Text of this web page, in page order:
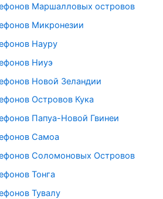
Маршалловых островов
Микронезии
Науру
Ниуэ
Новой Зеландии
Островов Кука
Папуа-Новой Гвинеи
Самоа
Соломоновых Островов
Тонга
Тувалу